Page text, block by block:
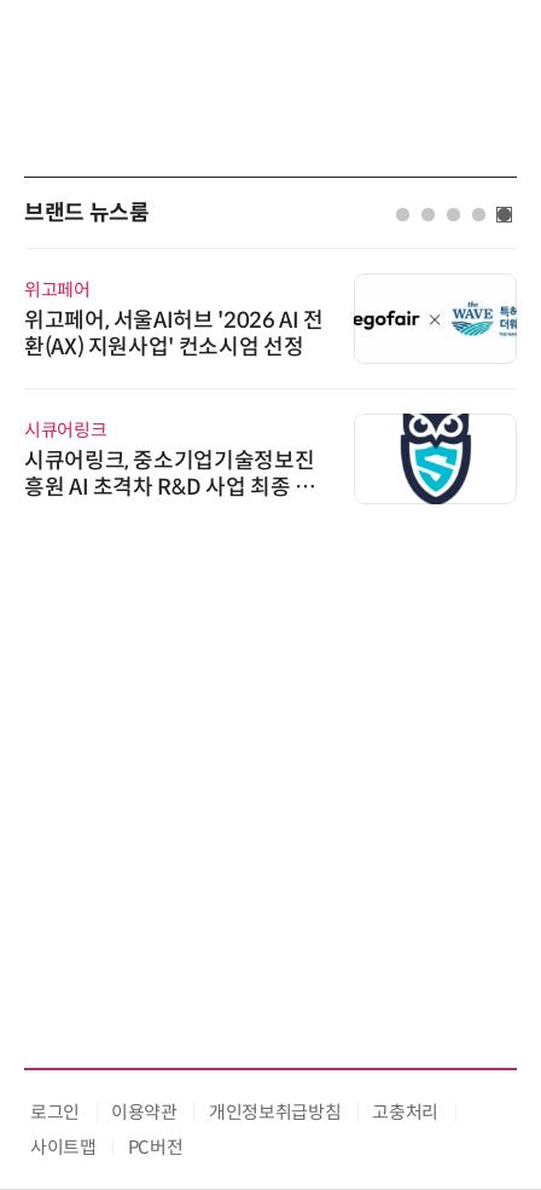
브랜드 뉴스룸
위고페어
위고페어, 서울AI허브 '2026 AI 전
환(AX) 지원사업' 컨소시엄 선정
시큐어링크
시큐어링크, 중소기업기술정보진
흥원 AI 초격차 R&D 사업 최종 선
로그인 이용약관 개인정보취급방침
고충처리
사이트맵
PC버전